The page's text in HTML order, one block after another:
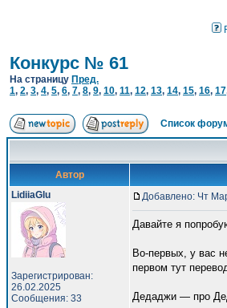
Конкурс № 61
На страницу Пред.
1, 2, 3, 4, 5, 6, 7, 8, 9, 10, 11, 12, 13, 14, 15, 16, 17
Список
Автор
LidiiaGlu
Зарегистрирован:
26.02.2025
Сообщения: 33
Добавлено: Чт
Давайте я
Во-первых, у вас
первом тут
Дедаджи — про